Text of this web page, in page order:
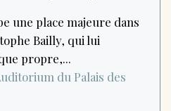
une place majeure dans
Bailly, qui lui
propre,...
du Palais des